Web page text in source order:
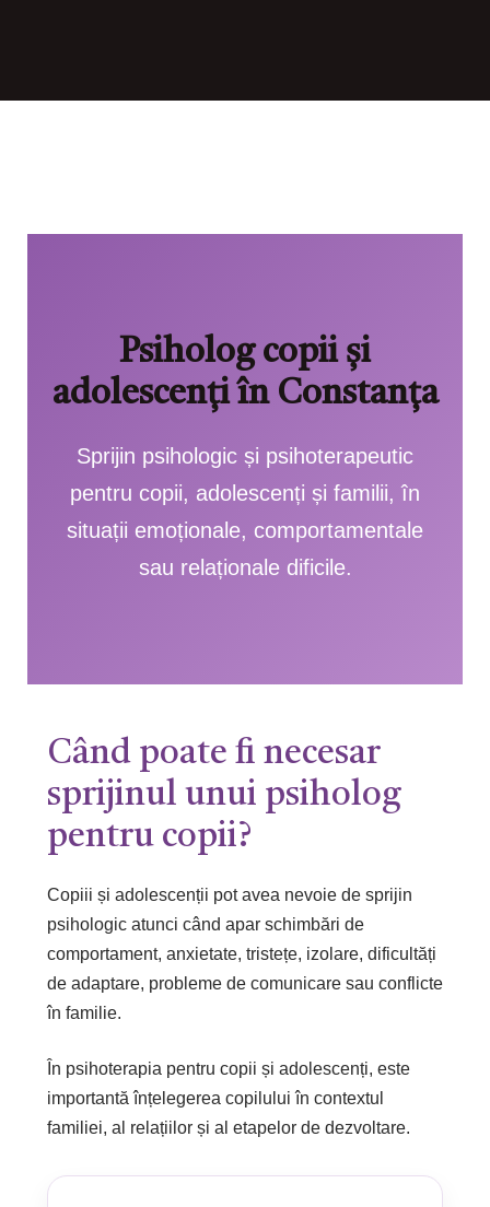
Psiholog copii și
adolescenți în Constanța
Sprijin psihologic și psihoterapeutic
pentru copii, adolescenți și familii, în
situații emoționale, comportamentale
sau relaționale dificile.
Când poate fi necesar
sprijinul unui psiholog
pentru copii?
Copiii și adolescenții pot avea nevoie de sprijin
psihologic atunci când apar schimbări de
comportament, anxietate, tristețe, izolare, dificultăți
de adaptare, probleme de comunicare sau conflicte
în familie.
În psihoterapia pentru copii și adolescenți, este
importantă înțelegerea copilului în contextul
familiei, al relațiilor și al etapelor de dezvoltare.